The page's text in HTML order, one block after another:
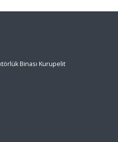
Binası Kurupelit